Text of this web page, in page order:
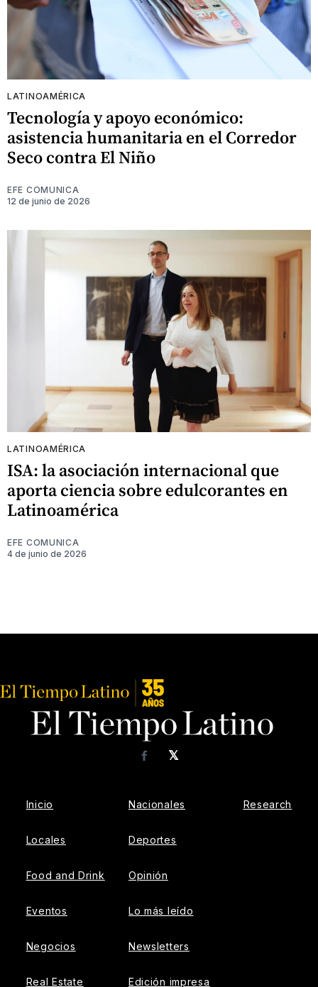
LATINOAMÉRICA
Tecnología y apoyo económico:
asistencia humanitaria en el Corredor
Seco contra El Niño
EFE COMUNICA
12 de junio de 2026
LATINOAMÉRICA
ISA: la asociación internacional que
aporta ciencia sobre edulcorantes en
Latinoamérica
EFE COMUNICA
4 de junio de 2026
𝕏
Facebook
Inicio
Locales
Food and Drink
Eventos
Negocios
Real Estate
Nacionales
Deportes
Opinión
Lo más leído
Newsletters
Edición impresa
Research